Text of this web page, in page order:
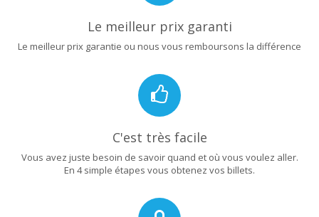
Le meilleur prix garanti
Le meilleur prix garantie ou nous vous remboursons la différence
C'est très facile
Vous avez juste besoin de savoir quand et où vous voulez aller.
En 4 simple étapes vous obtenez vos billets.